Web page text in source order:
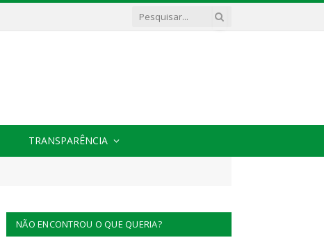
TRANSPARÊNCIA
NÃO ENCONTROU O QUE QUERIA?